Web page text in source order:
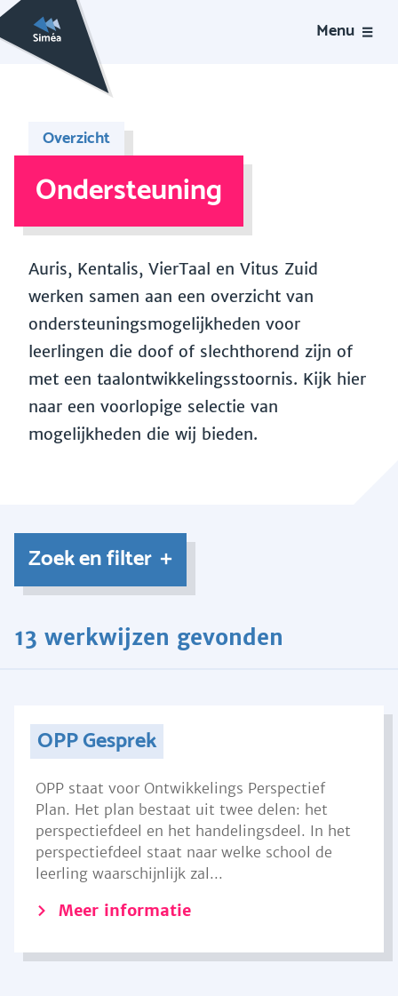
Menu
Overzicht
Ondersteuning
Auris, Kentalis, VierTaal en Vitus Zuid
werken samen aan een overzicht van
ondersteuningsmogelijkheden voor
leerlingen die doof of slechthorend zijn of
met een taalontwikkelingsstoornis. Kijk hier
naar een voorlopige selectie van
mogelijkheden die wij bieden.
Zoek en filter
13 werkwijzen gevonden
OPP Gesprek
OPP staat voor Ontwikkelings Perspectief
Plan. Het plan bestaat uit twee delen: het
perspectiefdeel en het handelingsdeel. In het
perspectiefdeel staat naar welke school de
leerling waarschijnlijk zal...
Meer informatie